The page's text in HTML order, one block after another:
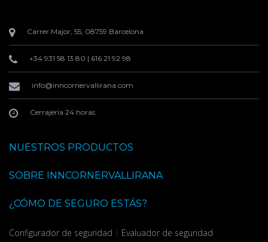
Carrer Major, 55, 08759 Barcelona
+34 931 58 13 80 | 616 21 92 98
info@inncornervallirana.com
Cerrajería 24 horas
NUESTROS PRODUCTOS
SOBRE INNCORNERVALLIRANA
¿CÓMO DE SEGURO ESTÁS?
Configurador de seguridad | Evaluador de seguridad